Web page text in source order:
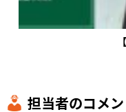
担当者のコメン